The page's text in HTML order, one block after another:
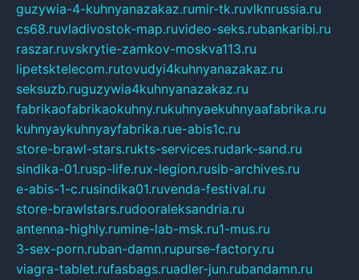
guzywia-4-kuhnyanazakaz.rumir-tk.ruvlknrussia.ru
cs68.ruvladivostok-map.ruvideo-seks.rubankaribi.ru
raszar.ruvskrytie-zamkov-moskva113.ru
lipetsktelecom.rutovudyi4kuhnyanazakaz.ru
seksuzb.ruguzywia4kuhnyanazakaz.ru
fabrikaofabrikaokuhny.rukuhnyaekuhnyaafabrika.ru
kuhnyaykuhnyayfabrika.rue-abis1c.ru
store-brawl-stars.rukts-services.rudark-sand.ru
sindika-01.rusp-life.rux-legion.rusib-archives.ru
e-abis-1-c.rusindika01.ruvenda-festival.ru
store-brawlstars.rudooraleksandria.ru
antenna-highly.rumine-lab-msk.ru1-mus.ru
3-sex-porn.ruban-damn.rupurse-factory.ru
viagra-tablet.rufasbags.ruadler-jun.rubandamn.ru